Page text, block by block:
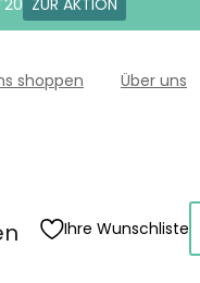
ZUR AKTION
shoppen Über uns
Ihre Wunschliste